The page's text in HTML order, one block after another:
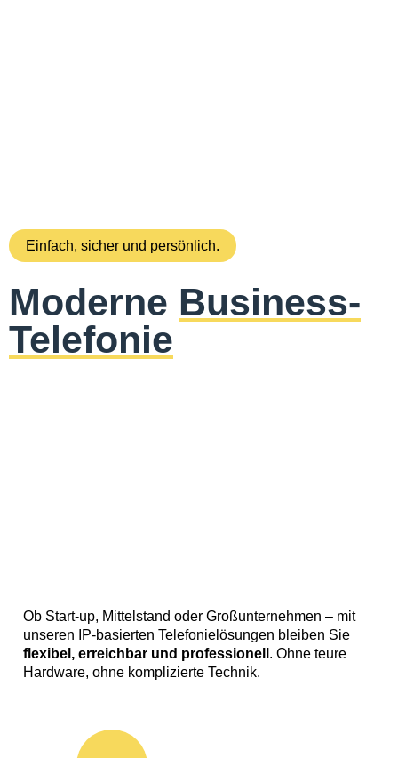
Einfach, sicher und persönlich.
Moderne Business-
Telefonie
Ob Start-up, Mittelstand oder Großunternehmen – mit
unseren IP-basierten Telefonielösungen bleiben Sie
flexibel, erreichbar und professionell . Ohne teure
Hardware, ohne komplizierte Technik.